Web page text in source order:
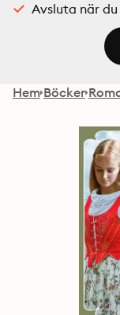
Avsluta när
Hem Böcker